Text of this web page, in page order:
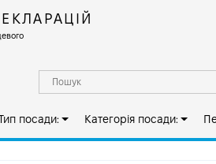
посади: Категорія посади: